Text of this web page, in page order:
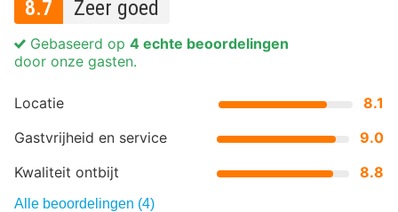
8.7 Zeer goed
Locatie
8.1
Gastvrijheid en service
9.0
Kwaliteit ontbijt
8.8
Gebaseerd op 4 echte beoordelingen
door onze gasten.
Alle beoordelingen (4)